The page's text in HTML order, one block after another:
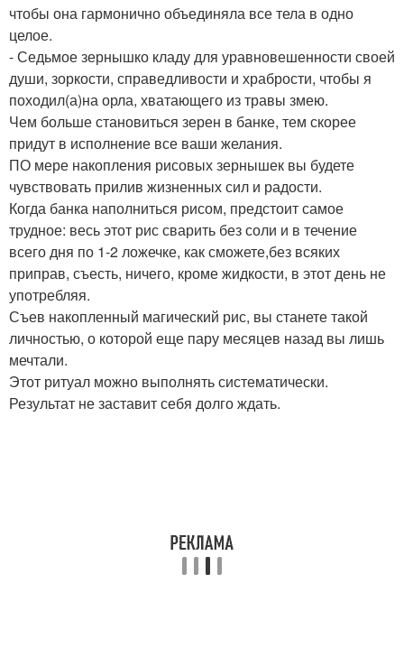
чтобы она гармонично объединяла все тела в одно
целое.
- Седьмое зернышко кладу для уравновешенности своей
души, зоркости, справедливости и храбрости, чтобы я
походил(а)на орла, хватающего из травы змею.
Чем больше становиться зерен в банке, тем скорее
придут в исполнение все ваши желания.
ПО мере накопления рисовых зернышек вы будете
чувствовать прилив жизненных сил и радости.
Когда банка наполниться рисом, предстоит самое
трудное: весь этот рис сварить без соли и в течение
всего дня по 1-2 ложечке, как сможете,без всяких
приправ, съесть, ничего, кроме жидкости, в этот день не
употребляя.
Съев накопленный магический рис, вы станете такой
личностью, о которой еще пару месяцев назад вы лишь
мечтали.
Этот ритуал можно выполнять систематически.
Результат не заставит себя долго ждать.